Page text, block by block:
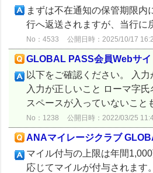
まずは不在通知の保管期限
行へ返送されますが、当行
No：4533 公開日時：2025/10/17
GLOBAL PASS会員Webサイ
以下をご確認ください。 入
入力が正しいこと ローマ字
スペースが入っていないこ
No：1238 公開日時：2022/03/25
ANAマイレージクラブ
マイル付与の上限は年間
応じてマイルが付与されます